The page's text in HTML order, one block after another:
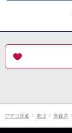
アデコ派遣 東北 青森県